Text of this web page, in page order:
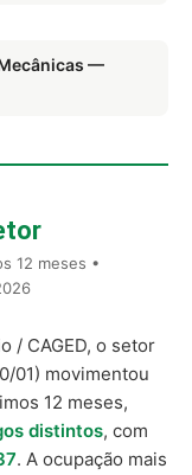
—
12 meses •
/ CAGED, o setor
01) movimentou
12 meses,
distintos, com
. A ocupação mais